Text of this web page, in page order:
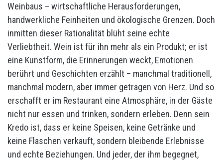
Weinbaus – wirtschaftliche Herausforderungen,
handwerkliche Feinheiten und ökologische Grenzen. Doch
inmitten dieser Rationalität blüht seine echte
Verliebtheit. Wein ist für ihn mehr als ein Produkt; er ist
eine Kunstform, die Erinnerungen weckt, Emotionen
berührt und Geschichten erzählt – manchmal traditionell,
manchmal modern, aber immer getragen von Herz. Und so
erschafft er im Restaurant eine Atmosphäre, in der Gäste
nicht nur essen und trinken, sondern erleben. Denn sein
Kredo ist, dass er keine Speisen, keine Getränke und
keine Flaschen verkauft, sondern bleibende Erlebnisse
und echte Beziehungen. Und jeder, der ihm begegnet,